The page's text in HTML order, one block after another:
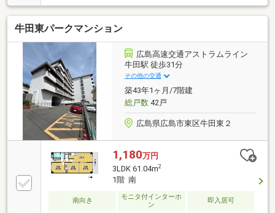
便座☆通風良好☆眺望良好☆エレベーター☆宅配ボッ
クス☆駐輪場☆食器洗乾燥機☆バイク置場
牛田東パークマンション
広島高速交通アストラムライン
牛田駅 徒歩31分
その他の交通
築43年1ヶ月/7階建
総戸数42戸
広島県広島市東区牛田東２
1,180万円
3LDK 61.04m2
1階 南
南向き
モニタ付インターホ
ン
即入居可